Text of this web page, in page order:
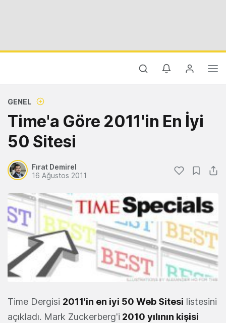
GENEL
Time'a Göre 2011'in En İyi
50 Sitesi
Fırat Demirel
16 Ağustos 2011
Time Dergisi 2011'in en iyi 50 Web Sitesi listesini
açıkladı. Mark Zuckerberg'i 2010 yılının kişisi